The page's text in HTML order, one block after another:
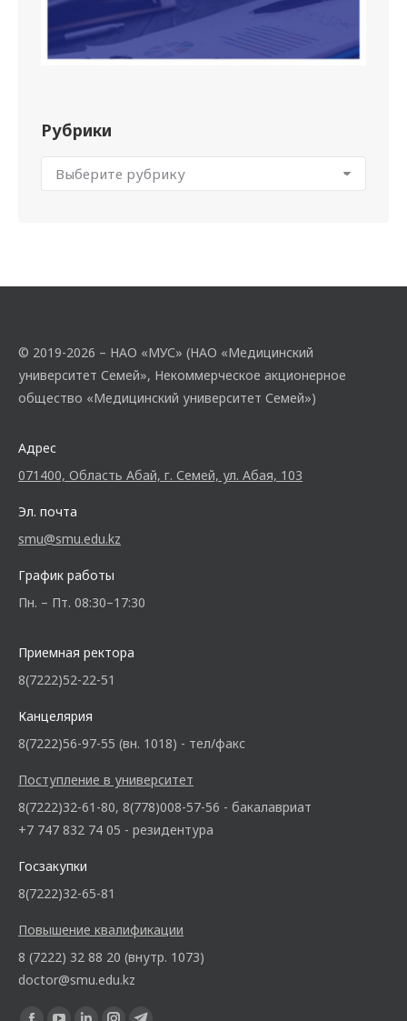
Рубрики
© 2019-2026 – НАО «МУС» (НАО «Медицинский
университет Семей», Некоммерческое акционерное
общество «Медицинский университет Семей»)
Адрес
071400, Область Абай, г. Семей, ул. Абая, 103
Эл. почта
smu@smu.edu.kz
График работы
Пн. – Пт. 08:30–17:30
Приемная ректора
8(7222)52-22-51
Канцелярия
8(7222)56-97-55 (вн. 1018) - тел/факс
Поступление в университет
8(7222)32-61-80, 8(778)008-57-56 - бакалавриат
+7 747 832 74 05 - резидентура
Госзакупки
8(7222)32-65-81
Повышение квалификации
8 (7222) 32 88 20 (внутр. 1073)
doctor@smu.edu.kz
Ищите нас: